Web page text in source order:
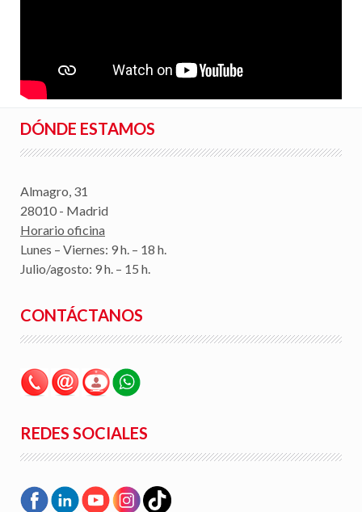
DÓNDE ESTAMOS
Almagro, 31
28010 - Madrid
Horario oficina
Lunes – Viernes: 9 h. – 18 h.
Julio/agosto: 9 h. – 15 h.
CONTÁCTANOS
REDES SOCIALES